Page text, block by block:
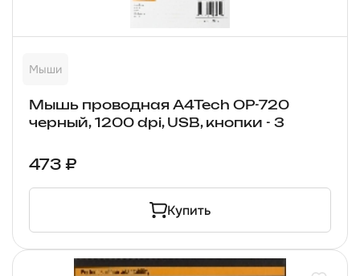
Мыши
Мышь проводная A4Tech OP-720
черный, 1200 dpi, USB, кнопки - 3
473 ₽
Купить